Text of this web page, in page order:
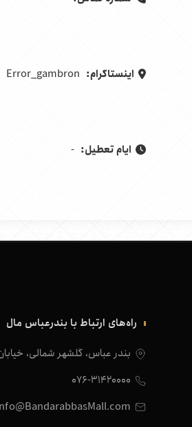
اینستاگرام: Error_gambron
ایام تعطیل: -
راه‌های ارتباط با بندرعباس مال
بندر عباس، گلشهر شمالی،
076-31420000